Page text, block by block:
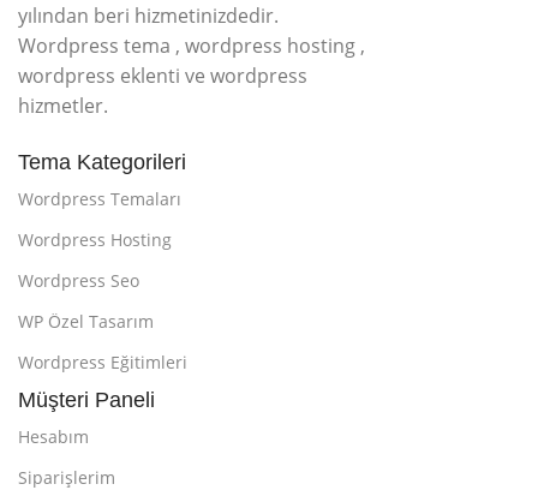
yılından beri hizmetinizdedir.
Wordpress tema , wordpress hosting ,
wordpress eklenti ve wordpress
hizmetler.
Tema Kategorileri
Wordpress Temaları
Wordpress Hosting
Wordpress Seo
WP Özel Tasarım
Wordpress Eğitimleri
Müşteri Paneli
Hesabım
Siparişlerim